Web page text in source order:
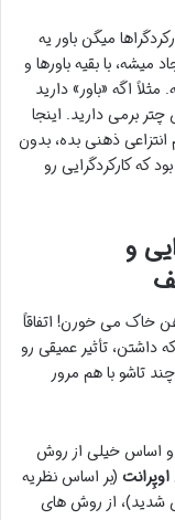
میگن باور یه
با بقیه باورها و
اگه «باور» دارید
برمی دارید. اینجا
ذهنی بده، بدون
که کارکردگرایی رو
و
خاک می خورن! اتفاقاً
داشتن، تأثیر عمیقی رو
تاشو با هم مرور
و اساس خیلی از روش
(بر اساس نظریه
شدید)، از روش های